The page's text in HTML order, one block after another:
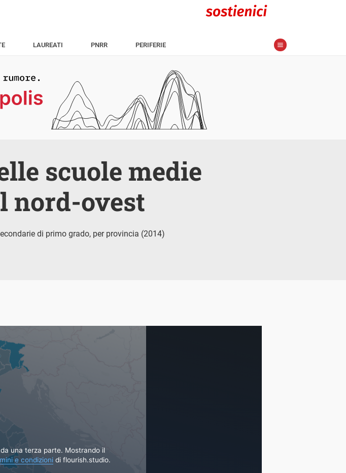
LAUREATI PNRR PERIFERIE
scuole medie
nord-ovest
di primo grado, per provincia (2014)
una terza parte. Mostrando il
e condizioni di flourish.studio.